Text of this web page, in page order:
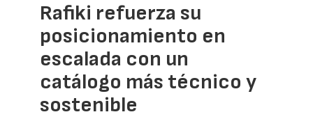
Rafiki refuerza su
posicionamiento en
escalada con un
catálogo más técnico y
sostenible